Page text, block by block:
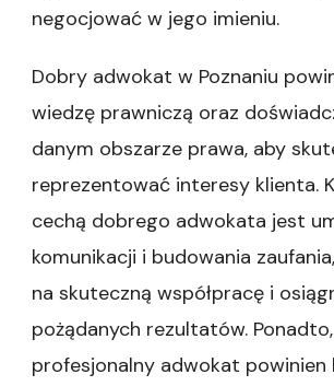
negocjować w jego imieniu.
Dobry adwokat w Poznaniu
wiedzę prawniczą oraz
danym obszarze prawa, aby
reprezentować interesy klienta.
cechą dobrego adwokata jest
komunikacji i budowania
na skuteczną współpracę i
pożądanych rezultatów. Ponadto,
profesjonalny adwokat powinien